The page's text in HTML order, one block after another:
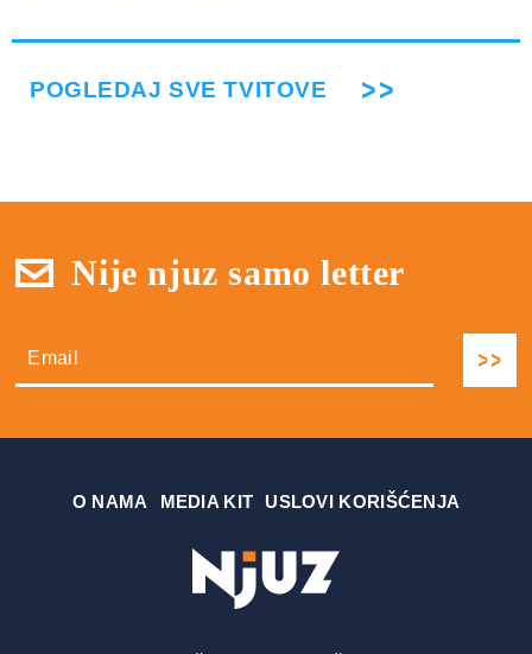
POGLEDAJ SVE TVITOVE
Nije njuz samo letter
О NAMA MEDIA KIT USLOVI KORIŠĆENJA